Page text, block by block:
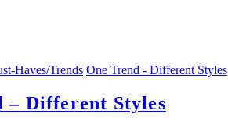
Haves/Trends One Trend - Different Styles
– Different Styles